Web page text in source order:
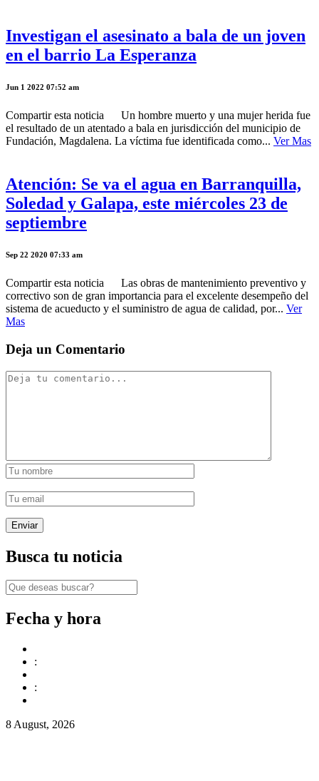
Investigan el asesinato a bala de un joven
en el barrio La Esperanza
Jun 1 2022 07:52 am
Compartir esta noticia Un hombre muerto y una mujer herida fue
el resultado de un atentado a bala en jurisdicción del municipio de
Fundación, Magdalena. La víctima fue identificada como... Ver Mas
Atención: Se va el agua en Barranquilla,
Soledad y Galapa, este miércoles 23 de
septiembre
Sep 22 2020 07:33 am
Compartir esta noticia Las obras de mantenimiento preventivo y
correctivo son de gran importancia para el excelente desempeño del
sistema de acueducto y el suministro de agua de calidad, por... Ver
Mas
Deja un Comentario
Busca tu noticia
Fecha y hora
:
:
8 August, 2026